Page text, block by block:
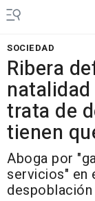
SOCIEDAD
Ribera
trata de
tienen
Aboga por
servicios" en
despoblación